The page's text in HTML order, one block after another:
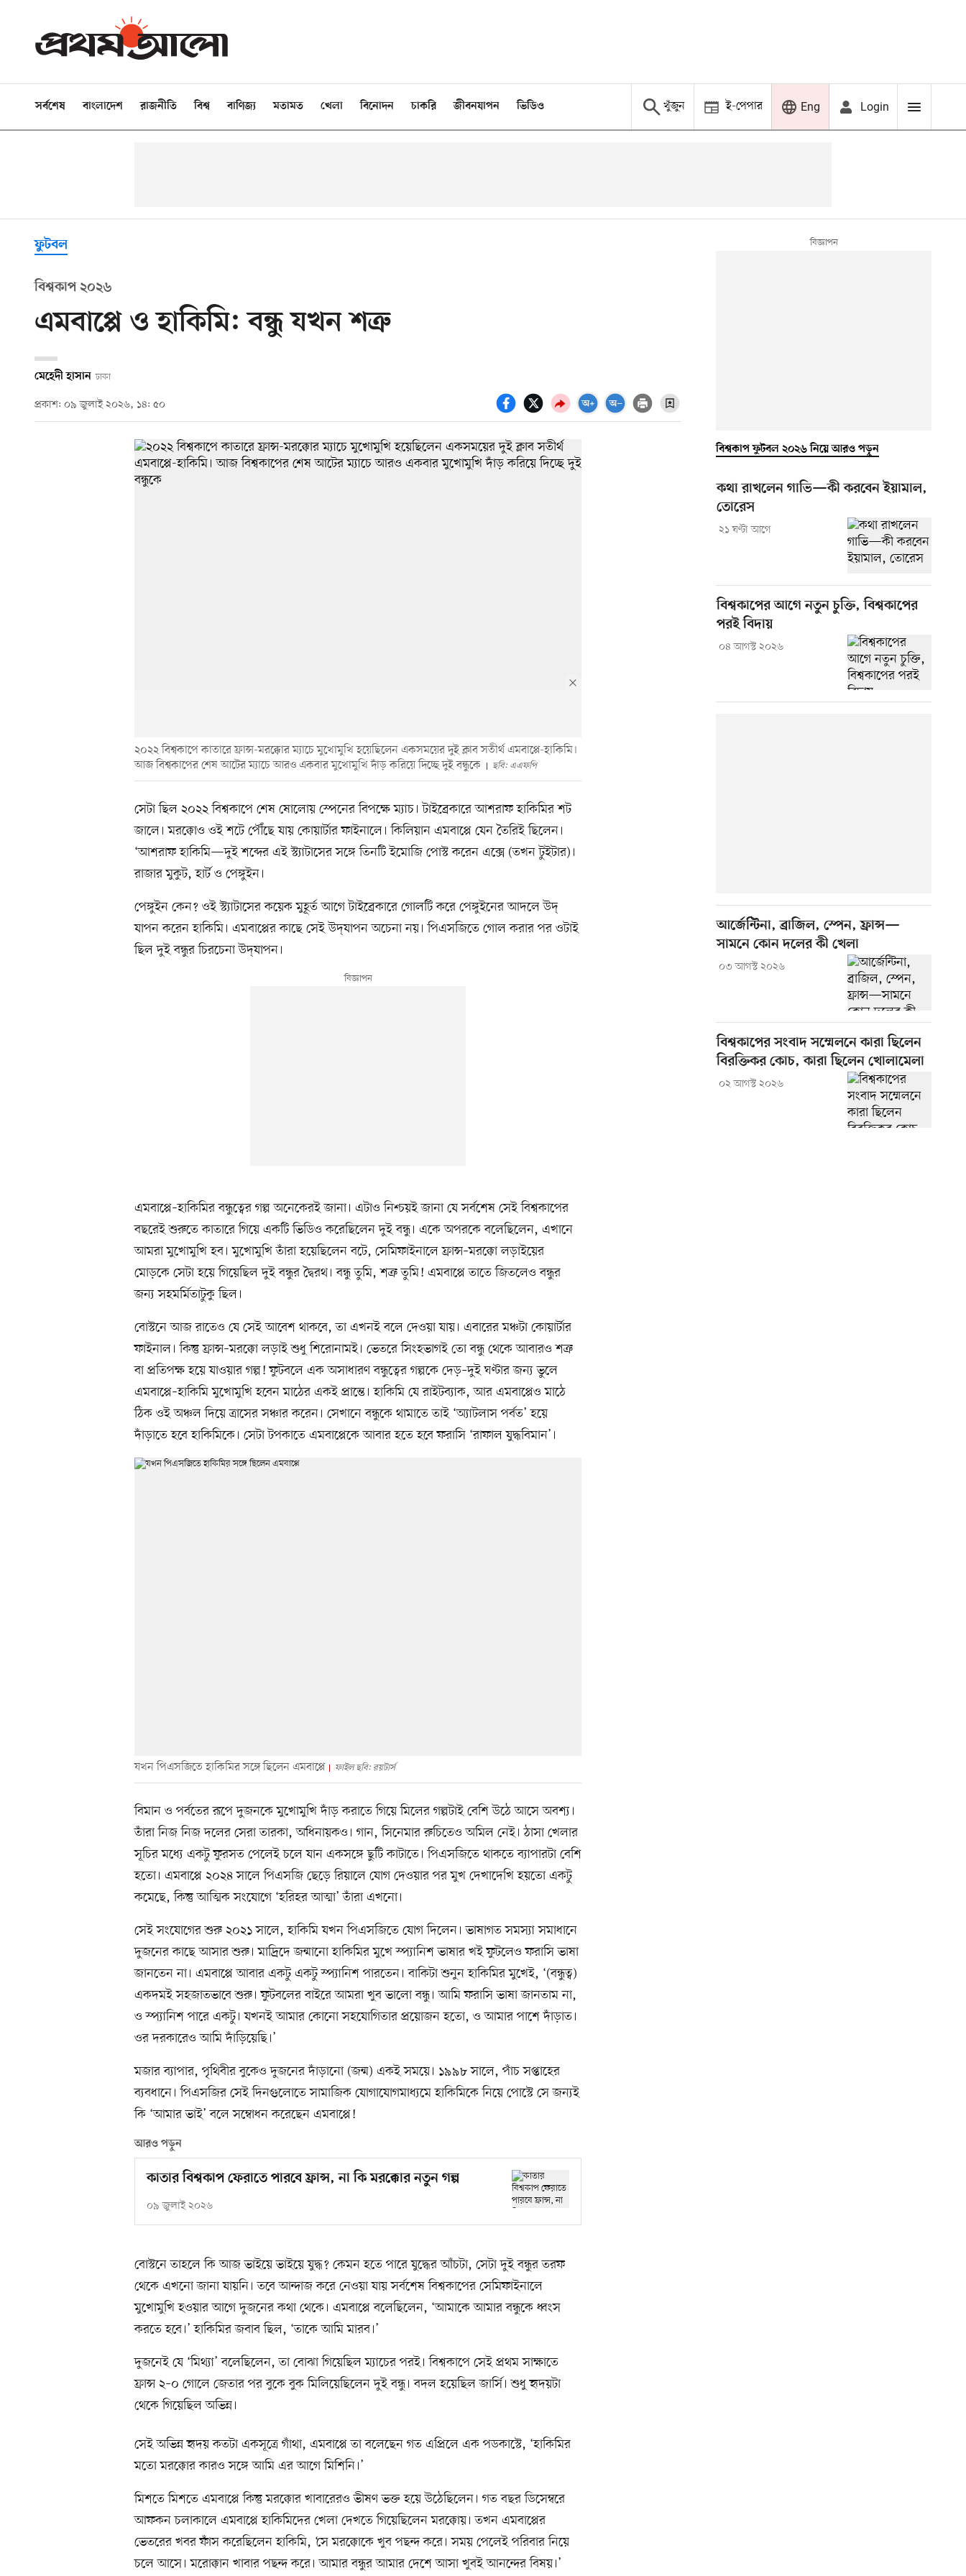
সর্বশেষ বাংলাদেশ রাজনীতি বিশ্ব বাণিজ্য মতামত খেলা বিনোদন চাকরি জীবনযাপন ভিডিও খুঁজুন ই-পেপার Eng Login
ফুটবল
বিশ্বকাপ ২০২৬
এমবাপ্পে ও হাকিমি: বন্ধু যখন শত্রু
মেহেদী হাসান ঢাকা
প্রকাশ: ০৯ জুলাই ২০২৬, ১৪: ৫০
২০২২ বিশ্বকাপে কাতারে ফ্রান্স-মরক্কোর ম্যাচে মুখোমুখি হয়েছিলেন একসময়ের দুই ক্লাব সতীর্থ এমবাপ্পে-হাকিমি।
আজ বিশ্বকাপের শেষ আটের ম্যাচে আরও একবার মুখোমুখি দাঁড় করিয়ে দিচ্ছে দুই বন্ধুকে
ছবি: এএফপি
সেটা ছিল ২০২২ বিশ্বকাপে শেষ ষোলোয় স্পেনের বিপক্ষে ম্যাচ। টাইব্রেকারে আশরাফ হাকিমির শট
জালে। মরক্কোও ওই শটে পৌঁছে যায় কোয়ার্টার ফাইনালে। কিলিয়ান এমবাপ্পে যেন তৈরিই ছিলেন।
‘আশরাফ হাকিমি—দুই শব্দের এই স্ট্যাটাসের সঙ্গে তিনটি ইমোজি পোস্ট করেন এক্সে (তখন টুইটার)।
রাজার মুকুট, হার্ট ও পেঙ্গুইন।
পেঙ্গুইন কেন? ওই স্ট্যাটাসের কয়েক মুহূর্ত আগে টাইব্রেকারে গোলটি করে পেঙ্গুইনের আদলে উদ্​
যাপন করেন হাকিমি। এমবাপ্পের কাছে সেই উদ্​যাপন অচেনা নয়। পিএসজিতে গোল করার পর ওটাই
ছিল দুই বন্ধুর চিরচেনা উদ্​যাপন।
এমবাপ্পে–হাকিমির বন্ধুত্বের গল্প অনেকেরই জানা। এটাও নিশ্চয়ই জানা যে সর্বশেষ সেই বিশ্বকাপের
বছরেই শুরুতে কাতারে গিয়ে একটি ভিডিও করেছিলেন দুই বন্ধু। একে অপরকে বলেছিলেন, এখানে
আমরা মুখোমুখি হব। মুখোমুখি তাঁরা হয়েছিলেন বটে, সেমিফাইনালে ফ্রান্স–মরক্কো লড়াইয়ের
মোড়কে সেটা হয়ে গিয়েছিল দুই বন্ধুর দ্বৈরথ। বন্ধু তুমি, শত্রু তুমি! এমবাপ্পে তাতে জিতলেও বন্ধুর
জন্য সহমর্মিতাটুকু ছিল।
বোস্টনে আজ রাতেও যে সেই আবেশ থাকবে, তা এখনই বলে দেওয়া যায়। এবারের মঞ্চটা কোয়ার্টার
ফাইনাল। কিন্তু ফ্রান্স–মরক্কো লড়াই শুধু শিরোনামই। ভেতরে সিংহভাগই তো বন্ধু থেকে আবারও শত্রু
বা প্রতিপক্ষ হয়ে যাওয়ার গল্প! ফুটবলে এক অসাধারণ বন্ধুত্বের গল্পকে দেড়–দুই ঘণ্টার জন্য ভুলে
এমবাপ্পে–হাকিমি মুখোমুখি হবেন মাঠের একই প্রান্তে। হাকিমি যে রাইটব্যাক, আর এমবাপ্পেও মাঠে
ঠিক ওই অঞ্চল দিয়ে ত্রাসের সঞ্চার করেন। সেখানে বন্ধুকে থামাতে তাই ‘অ্যাটলাস পর্বত’ হয়ে
দাঁড়াতে হবে হাকিমিকে। সেটা টপকাতে এমবাপ্পেকে আবার হতে হবে ফরাসি ‘রাফাল যুদ্ধবিমান’।
যখন পিএসজিতে হাকিমির সঙ্গে ছিলেন এমবাপ্পে ফাইল ছবি: রয়টার্স
বিমান ও পর্বতের রূপে দুজনকে মুখোমুখি দাঁড় করাতে গিয়ে মিলের গল্পটাই বেশি উঠে আসে অবশ্য।
তাঁরা নিজ নিজ দলের সেরা তারকা, অধিনায়কও। গান, সিনেমার রুচিতেও অমিল নেই। ঠাসা খেলার
সূচির মধ্যে একটু ফুরসত পেলেই চলে যান একসঙ্গে ছুটি কাটাতে। পিএসজিতে থাকতে ব্যাপারটা বেশি
হতো। এমবাপ্পে ২০২৪ সালে পিএসজি ছেড়ে রিয়ালে যোগ দেওয়ার পর মুখ দেখাদেখি হয়তো একটু
কমেছে, কিন্তু আত্মিক সংযোগে ‘হরিহর আত্মা’ তাঁরা এখনো।
সেই সংযোগের শুরু ২০২১ সালে, হাকিমি যখন পিএসজিতে যোগ দিলেন। ভাষাগত সমস্যা সমাধানে
দুজনের কাছে আসার শুরু। মাদ্র্রিদে জন্মানো হাকিমির মুখে স্প্যানিশ ভাষার খই ফুটলেও ফরাসি ভাষা
জানতেন না। এমবাপ্পে আবার একটু একটু স্প্যানিশ পারতেন। বাকিটা শুনুন হাকিমির মুখেই, ‘(বন্ধুত্ব)
একদমই সহজাতভাবে শুরু। ফুটবলের বাইরে আমরা খুব ভালো বন্ধু। আমি ফরাসি ভাষা জানতাম না,
ও স্প্যানিশ পারে একটু। যখনই আমার কোনো সহযোগিতার প্রয়োজন হতো, ও আমার পাশে দাঁড়াত।
ওর দরকারেও আমি দাঁড়িয়েছি।’
মজার ব্যাপার, পৃথিবীর বুকেও দুজনের দাঁড়ানো (জন্ম) একই সময়ে। ১৯৯৮ সালে, পাঁচ সপ্তাহের
ব্যবধানে। পিএসজির সেই দিনগুলোতে সামাজিক যোগাযোগমাধ্যমে হাকিমিকে নিয়ে পোস্টে সে জন্যই
কি ‘আমার ভাই’ বলে সম্বোধন করেছেন এমবাপ্পে!
আরও পড়ুন
কাতার বিশ্বকাপ ফেরাতে পারবে ফ্রান্স, না কি মরক্কোর নতুন গল্প
০৯ জুলাই ২০২৬
বোস্টনে তাহলে কি আজ ভাইয়ে ভাইয়ে যুদ্ধ? কেমন হতে পারে যুদ্ধের আঁচটা, সেটা দুই বন্ধুর তরফ
থেকে এখনো জানা যায়নি। তবে আন্দাজ করে নেওয়া যায় সর্বশেষ বিশ্বকাপের সেমিফাইনালে
মুখোমুখি হওয়ার আগে দুজনের কথা থেকে। এমবাপ্পে বলেছিলেন, ‘আমাকে আমার বন্ধুকে ধ্বংস
করতে হবে।’ হাকিমির জবাব ছিল, ‘তাকে আমি মারব।’
দুজনেই যে ‘মিথ্যা’ বলেছিলেন, তা বোঝা গিয়েছিল ম্যাচের পরই। বিশ্বকাপে সেই প্রথম সাক্ষাতে
ফ্রান্স ২–০ গোলে জেতার পর বুকে বুক মিলিয়েছিলেন দুই বন্ধু। বদল হয়েছিল জার্সি। শুধু হৃদয়টা
থেকে গিয়েছিল অভিন্ন।
সেই অভিন্ন হৃদয় কতটা একসূত্রে গাঁথা, এমবাপ্পে তা বলেছেন গত এপ্রিলে এক পডকাস্টে, ‘হাকিমির
মতো মরক্কোর কারও সঙ্গে আমি এর আগে মিশিনি।’
মিশতে মিশতে এমবাপ্পে কিন্তু মরক্কোর খাবারেরও ভীষণ ভক্ত হয়ে উঠেছিলেন। গত বছর ডিসেম্বরে
আফকন চলাকালে এমবাপ্পে হাকিমিদের খেলা দেখতে গিয়েছিলেন মরক্কোয়। তখন এমবাপ্পের
ভেতরের খবর ফাঁস করেছিলেন হাকিমি, ‘সে মরক্কোকে খুব পছন্দ করে। সময় পেলেই পরিবার নিয়ে
চলে আসে। মরোক্কান খাবার পছন্দ করে। আমার বন্ধুর আমার দেশে আসা খুবই আনন্দের বিষয়।’
বিশ্বকাপ ফুটবল ২০২৬ নিয়ে আরও পড়ুন
কথা রাখলেন গাভি—কী করবেন ইয়ামাল,
তোরেস
২১ ঘণ্টা আগে
বিশ্বকাপের আগে নতুন চুক্তি, বিশ্বকাপের
পরই বিদায়
০৪ আগস্ট ২০২৬
আর্জেন্টিনা, ব্রাজিল, স্পেন, ফ্রান্স—
সামনে কোন দলের কী খেলা
০৩ আগস্ট ২০২৬
বিশ্বকাপের সংবাদ সম্মেলনে কারা ছিলেন
বিরক্তিকর কোচ, কারা ছিলেন খোলামেলা
০২ আগস্ট ২০২৬